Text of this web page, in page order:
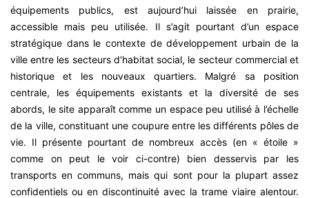
équipements publics, est aujourd’hui laissée en prairie,
accessible mais peu utilisée. Il s’agit pourtant d’un espace
stratégique dans le contexte de développement urbain de la
ville entre les secteurs d’habitat social, le secteur commercial et
historique et les nouveaux quartiers. Malgré sa position
centrale, les équipements existants et la diversité de ses
abords, le site apparaît comme un espace peu utilisé à l’échelle
de la ville, constituant une coupure entre les différents pôles de
vie. Il présente pourtant de nombreux accès (en « étoile »
comme on peut le voir ci-contre) bien desservis par les
transports en communs, mais qui sont pour la plupart assez
confidentiels ou en discontinuité avec la trame viaire alentour.